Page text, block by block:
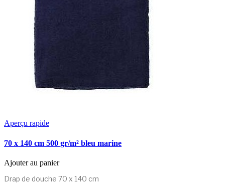
Aperçu rapide
70 x 140 cm 500 gr/m² bleu marine
Ajouter au panier
Drap de douche 70 x 140 cm